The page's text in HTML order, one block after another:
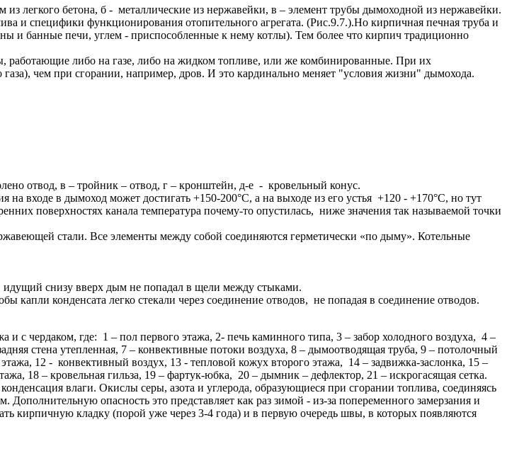
легкого бетона, б - металлические из нержавейки, в – элемент трубы дымоходной из нержавейки.
и специфики функционирования отопительного агрегата. (Рис.9.7.).Но кирпичная печная труба и
и банные печи, углем - приспособленные к нему котлы). Тем более что кирпич традиционно
работающие либо на газе, либо на жидком топливе, или же комбинированные. При их
чем при сгорании, например, дров. И это кардинально меняет "условия жизни" дымохода.
отвод, в – тройник – отвод, г – кронштейн, д-е - кровельный конус.
входе в дымоход может достигать +150-200°С, а на выходе из его устья +120 - +170°С, но тут
поверхностях канала температура почему-то опустилась, ниже значения так называемой точки
стали. Все элементы между собой соединяются герметически «по дыму». Котельные
снизу вверх дым не попадал в щели между стыками.
капли конденсата легко стекали через соединение отводов, не попадая в соединение отводов.
чердаком, где: 1 – пол первого этажа, 2- печь каминного типа, 3 – забор холодного воздуха, 4 –
стена утепленная, 7 – конвективные потоки воздуха, 8 – дымоотводящая труба, 9 – потолочный
12 - конвективный воздух, 13 - тепловой кожух второго этажа, 14 – задвижка-заслонка, 15 –
18 – кровельная гильза, 19 – фартук-юбка, 20 – дымник – дефлектор, 21 – искрогасящая сетка.
влаги. Окислы серы, азота и углерода, образующиеся при сгорании топлива, соединяясь
опасность это представляет как раз зимой - из-за попеременного замерзания и
кирпичную кладку (порой уже через 3-4 года) и в первую очередь швы, в которых появляются